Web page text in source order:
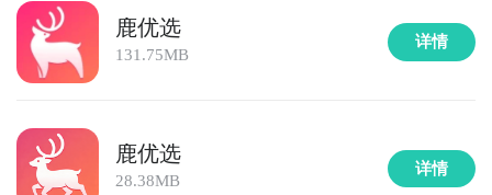
鹿优选
131.75MB
详情
鹿优选
28.38MB
详情